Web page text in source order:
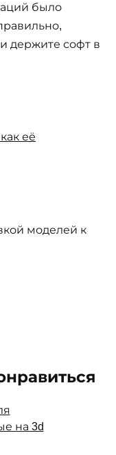
было
держите софт в
её
моделей к